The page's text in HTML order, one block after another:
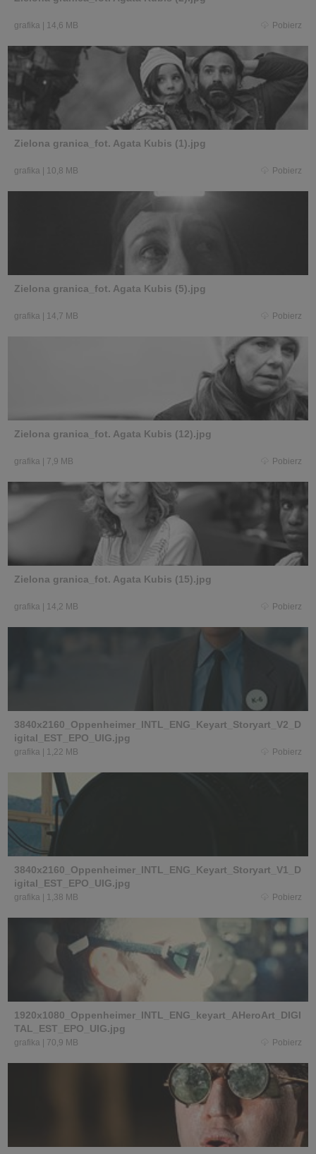
grafika 14,6 MB Pobierz
Zielona granica_fot. Agata Kubis (1).jpg
grafika 10,8 MB Pobierz
Zielona granica_fot. Agata Kubis (5).jpg
grafika 14,7 MB Pobierz
Zielona granica_fot. Agata Kubis (12).jpg
grafika 7,9 MB Pobierz
Zielona granica_fot. Agata Kubis (15).jpg
grafika 14,2 MB Pobierz
3840x2160_Oppenheimer_INTL_ENG_Keyart_Storyart_V2_D
igital_EST_EPO_UIG.jpg
grafika 1,22 MB Pobierz
3840x2160_Oppenheimer_INTL_ENG_Keyart_Storyart_V1_D
igital_EST_EPO_UIG.jpg
grafika 1,38 MB Pobierz
1920x1080_Oppenheimer_INTL_ENG_keyart_AHeroArt_DIGI
TAL_EST_EPO_UIG.jpg
grafika 70,9 MB Pobierz